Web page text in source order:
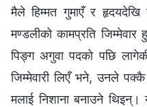
मैले हिम्मत गुमाएँ र
मण्डलीको कामप्रति
पिङ्ग अगुवा पदको पछि
जिम्मेवारी लिएँ भने, उनले
मलाई निशाना बनाउने थिइन्।